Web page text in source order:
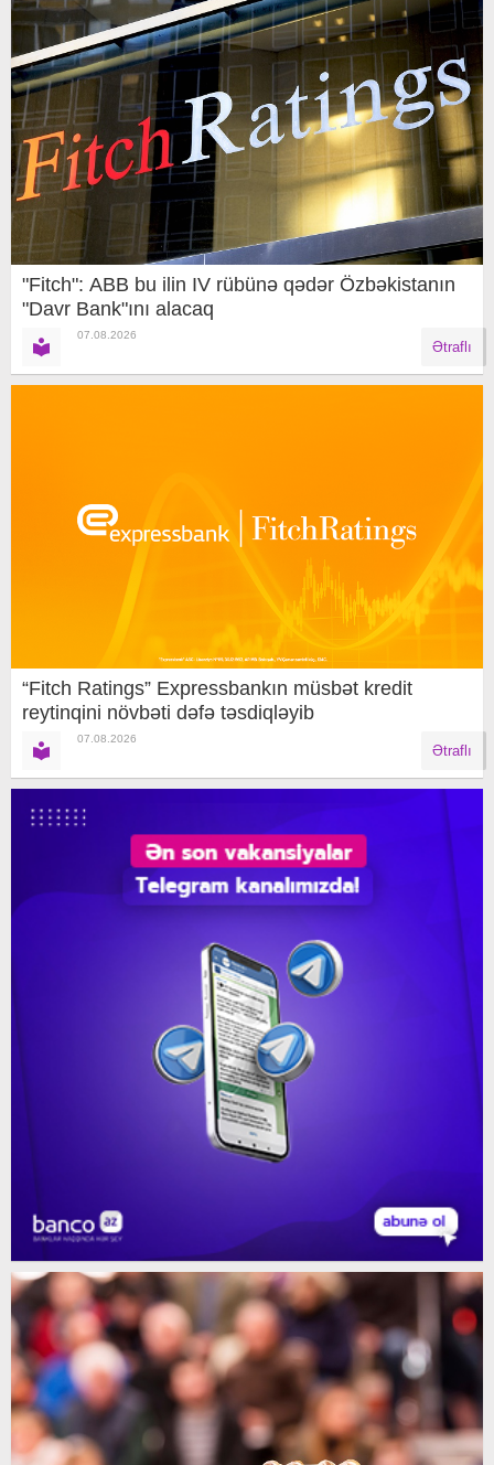
"Fitch": ABB bu ilin IV rübünə qədər Özbəkistanın
"Davr Bank"ını alacaq
07.08.2026
Ətraflı
“Fitch Ratings” Expressbankın müsbət kredit
reytinqini növbəti dəfə təsdiqləyib
07.08.2026
Ətraflı